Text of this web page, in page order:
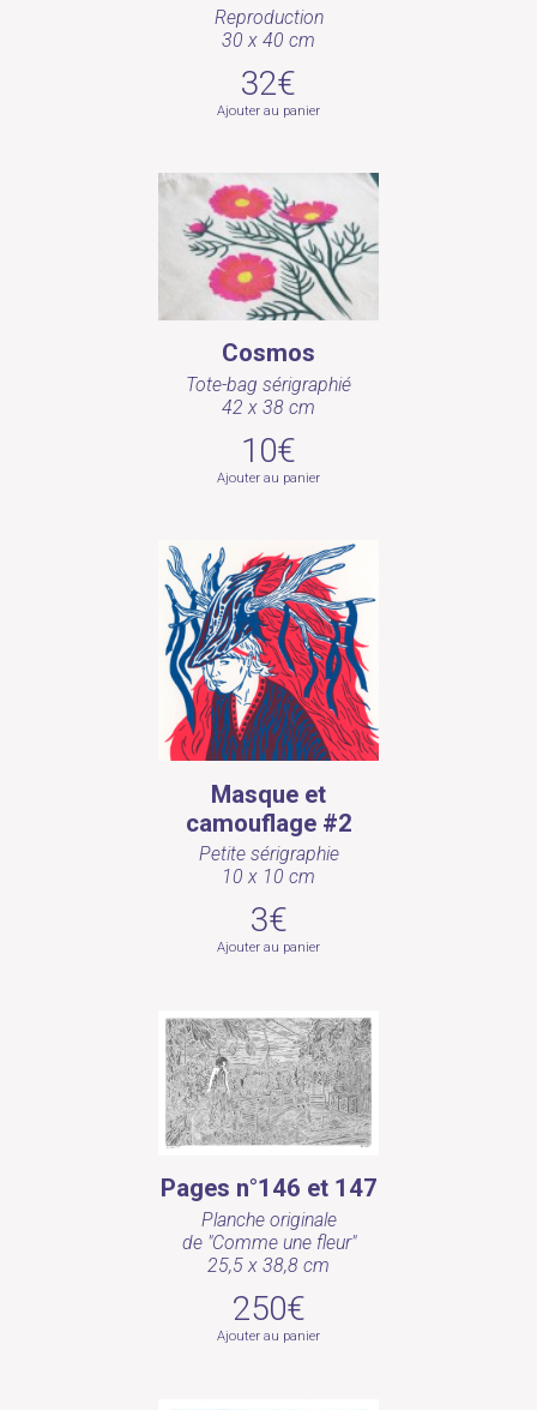
Reproduction
30 x 40 cm
32€
Ajouter au panier
Cosmos
Tote-bag sérigraphié
42 x 38 cm
10€
Ajouter au panier
Masque et
camouflage #2
Petite sérigraphie
10 x 10 cm
3€
Ajouter au panier
Pages n°146 et 147
Planche originale
de "Comme une fleur"
25,5 x 38,8 cm
250€
Ajouter au panier